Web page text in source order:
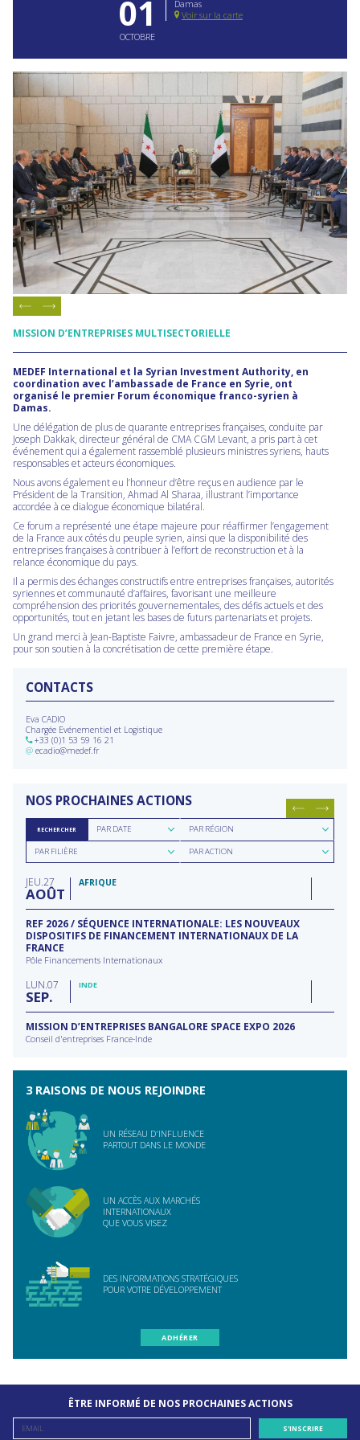
01
OCTOBRE
Damas
Voir sur la carte
MISSION D’ENTREPRISES MULTISECTORIELLE
MEDEF International et la Syrian Investment Authority, en
coordination avec l’ambassade de France en Syrie, ont
organisé le premier Forum économique franco-syrien à
Damas.
Une délégation de plus de quarante entreprises françaises, conduite par
Joseph Dakkak, directeur général de CMA CGM Levant, a pris part à cet
événement qui a également rassemblé plusieurs ministres syriens, hauts
responsables et acteurs économiques.
Nous avons également eu l’honneur d’être reçus en audience par le
Président de la Transition, Ahmad Al Sharaa, illustrant l’importance
accordée à ce dialogue économique bilatéral.
Ce forum a représenté une étape majeure pour réaffirmer l’engagement
de la France aux côtés du peuple syrien, ainsi que la disponibilité des
entreprises françaises à contribuer à l’effort de reconstruction et à la
relance économique du pays.
Il a permis des échanges constructifs entre entreprises françaises, autorités
syriennes et communauté d’affaires, favorisant une meilleure
compréhension des priorités gouvernementales, des défis actuels et des
opportunités, tout en jetant les bases de futurs partenariats et projets.
Un grand merci à Jean-Baptiste Faivre, ambassadeur de France en Syrie,
pour son soutien à la concrétisation de cette première étape.
CONTACTS
Eva CADIO
Chargée Evénementiel et Logistique
+33 (0)1 53 59 16 21
@ ecadio@medef.fr
NOS PROCHAINES ACTIONS
RECHERCHER
Rechercher
parPAR DATE
Rechercher
par
région
PAR RÉGION
Rechercher
parPAR FILIÈRE
Rechercher
parPAR ACTION
JEU 27
AOÛT
AFRIQUE
REF 2026 / SÉQUENCE INTERNATIONALE: LES NOUVEAUX
DISPOSITIFS DE FINANCEMENT INTERNATIONAUX DE LA
FRANCE
Pôle Financements Internationaux
LUN 07
SEP
INDE
MISSION D’ENTREPRISES BANGALORE SPACE EXPO 2026
Conseil d'entreprises France-Inde
3 RAISONS DE NOUS REJOINDRE
UN RÉSEAU D'INFLUENCE
PARTOUT DANS LE MONDE
UN ACCÈS AUX MARCHÉS
INTERNATIONAUX
QUE VOUS VISEZ
DES INFORMATIONS STRATÉGIQUES
POUR VOTRE DÉVELOPPEMENT
ADHÉRER
ÊTRE INFORMÉ DE NOS PROCHAINES ACTIONS